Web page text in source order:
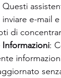
Questi
e-mail
di
: